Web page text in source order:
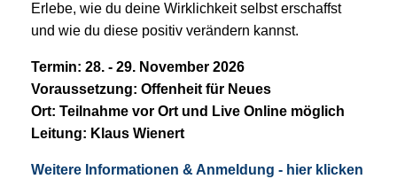
Erlebe, wie du deine Wirklichkeit selbst erschaffst
und wie du diese positiv verändern kannst.
Termin: 28. - 29. November 2026
Voraussetzung: Offenheit für Neues
Ort: Teilnahme vor Ort und Live Online möglich
Leitung: Klaus Wienert
Weitere Informationen & Anmeldung - hier klicken